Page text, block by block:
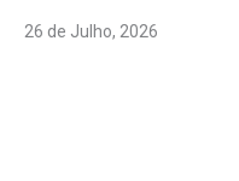
26 de Julho, 2026